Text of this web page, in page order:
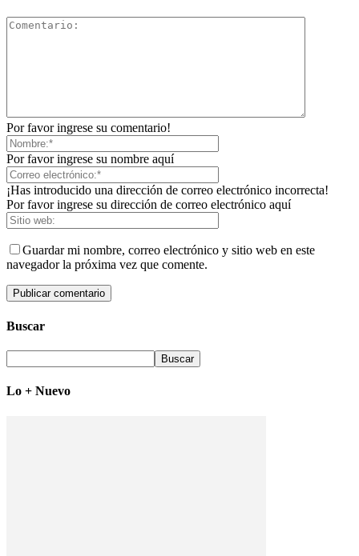
Por favor ingrese su comentario!
Por favor ingrese su nombre aquí
¡Has introducido una dirección de correo electrónico incorrecta!
Por favor ingrese su dirección de correo electrónico aquí
Guardar mi nombre, correo electrónico y sitio web en este
navegador la próxima vez que comente.
Buscar
Lo + Nuevo